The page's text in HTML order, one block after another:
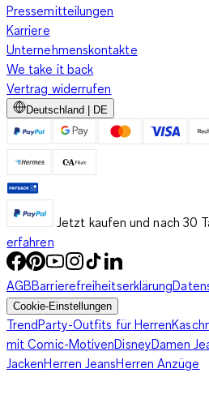
Pressemitteilungen
Karriere
Unternehmenskontakte
We take it back
Vertrag widerrufen
Deutschland | DE
Jetzt kaufen und nach 30
erfahren
AGBBarrierefreiheitserklärung
Cookie-Einstellungen
TrendParty-Outfits für Herren
mit Comic-MotivenDisneyDamen
JackenHerren JeansHerren Anzüge